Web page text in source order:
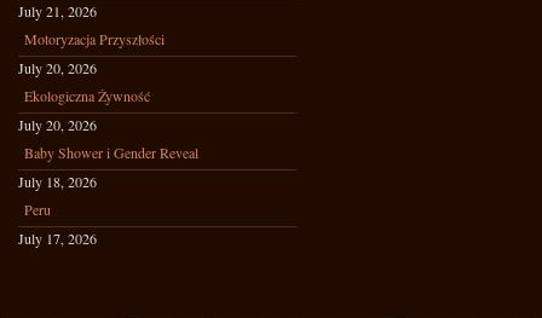
July 21, 2026
Motoryzacja Przyszłości
July 20, 2026
Ekologiczna Żywność
July 20, 2026
Baby Shower i Gender Reveal
July 18, 2026
Peru
July 17, 2026